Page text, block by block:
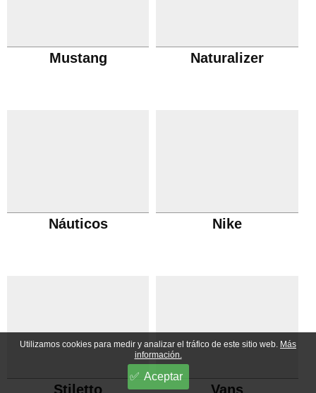
Mustang Naturalizer
Náuticos Nike
Stiletto Vans
Utilizamos cookies para medir y analizar el tráfico de este sitio web. Más
información.
Aceptar